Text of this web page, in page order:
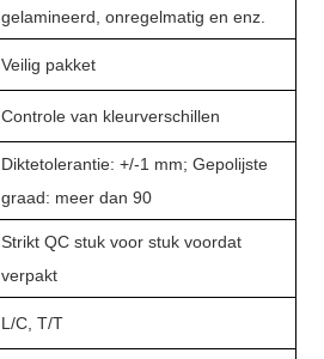
gelamineerd, onregelmatig en enz.
Veilig pakket
Controle van kleurverschillen
Diktetolerantie: +/-1 mm; Gepolijste
graad: meer dan 90
Strikt QC stuk voor stuk voordat
verpakt
L/C, T/T